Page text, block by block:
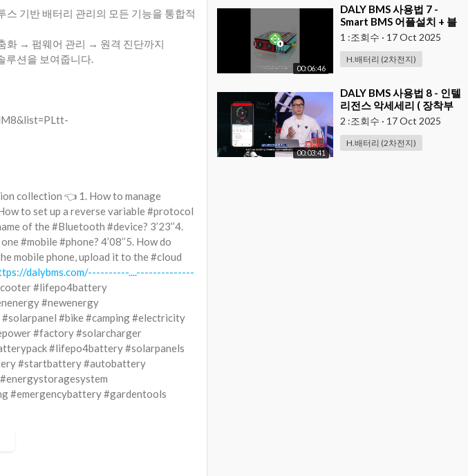
00:06:46
⁣DALY BMS 사용법 7 -
Smart BMS 어플설치 + 블
루투스 세팅
1 :조회수 · 17 Oct 2025
H.배터리 (2차전지)
00:03:41
⁣DALY BMS 사용법 8 - 인텔
리전스 악세세리 ( 장착부
품 )
2 :조회수 · 17 Oct 2025
H.배터리 (2차전지)
스 기반 배터리 관리의 모든 기능을 통합적
화 → 펌웨어 관리 → 원격 진단까지
루션을 보여줍니다.
collection 👈 1. How to manage
to set up a reverse variable #protocol
of the #Bluetooth #device? 3’23’’4.
#mobile #phone? 4’08’’5. How do
mobile phone, upload it to the #cloud
dalybms.com/----------....--------------
#lifepo4battery
#newenergy
#bike #camping #electricity
#factory #solarcharger
#lifepo4battery #solarpanels
#startbattery #autobattery
#emergencybattery #gardentools